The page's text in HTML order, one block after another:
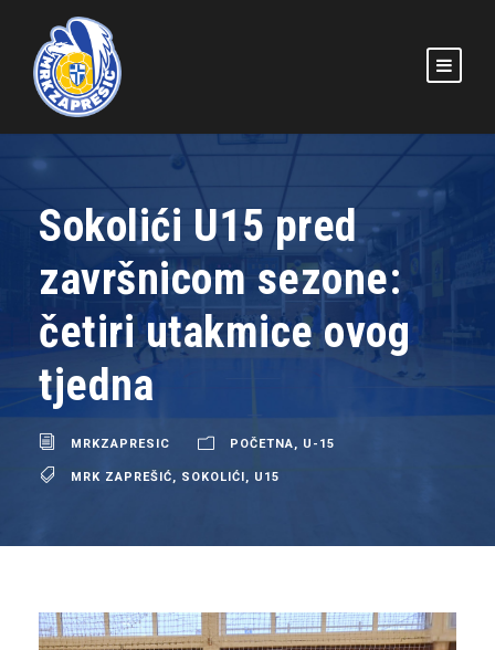
Sokolići U15 pred
završnicom sezone:
četiri utakmice ovog
tjedna
MRKZAPRESIC POČETNA U-15
MRK ZAPREŠIĆ SOKOLIĆI U15